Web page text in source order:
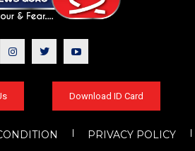
Download ID Card
PRIVACY POLICY